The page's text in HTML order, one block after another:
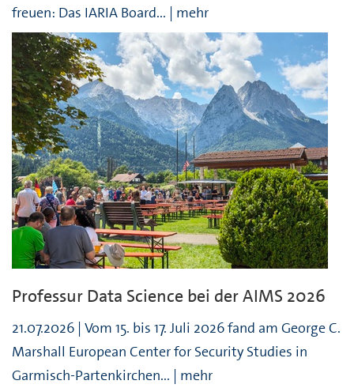
freuen: Das IARIA Board... | mehr
Professur Data Science bei der AIMS 2026
21.07.2026 | Vom 15. bis 17. Juli 2026 fand am George C.
Marshall European Center for Security Studies in
Garmisch-Partenkirchen... | mehr